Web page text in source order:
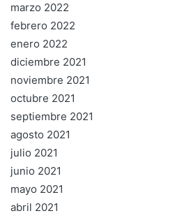
marzo 2022
febrero 2022
enero 2022
diciembre 2021
noviembre 2021
octubre 2021
septiembre 2021
agosto 2021
julio 2021
junio 2021
mayo 2021
abril 2021